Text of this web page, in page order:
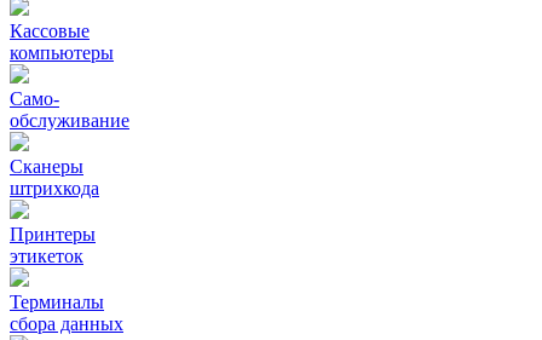
Кассовые
компьютеры
Само-
обслуживание
Сканеры
штрихкода
Принтеры
этикеток
Терминалы
сбора данных